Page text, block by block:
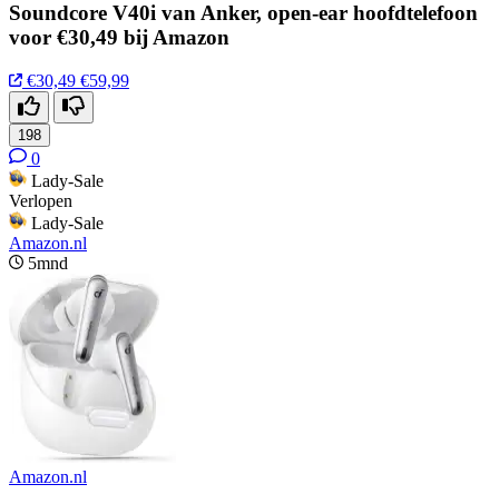
Soundcore V40i van Anker, open-ear hoofdtelefoon
voor €30,49 bij Amazon
€30,49 €59,99
198
0
Lady-Sale
Verlopen
Lady-Sale
Amazon.nl
5mnd
Amazon.nl